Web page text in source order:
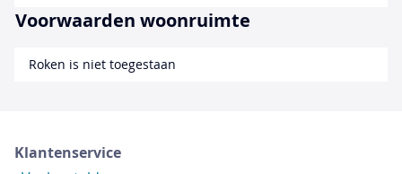
Voorwaarden woonruimte
Roken is niet toegestaan
Klantenservice